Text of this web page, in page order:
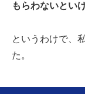
もらわないとい
というわけで、
た。